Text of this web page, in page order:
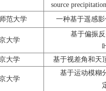
source
范大学 一种基于遥感
大学
基于偏振
大学 基于视差角和天
大学
基于运动模糊